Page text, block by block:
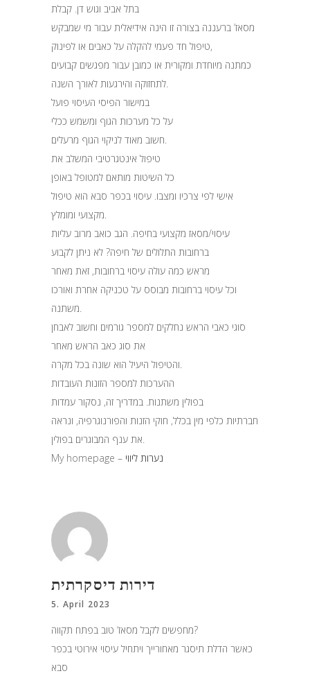
בתל אביב וגוש דן. קבלת
מסאז’ ברעננה בצורה זו הינה אידיאלית עבור מי שמבקש
טיפול חד פעמי להקלה על כאבים או לפינוק,
כמתנה מיוחדת ומקורית או כמובן עבור מפגשים קבועים
במישור הפיסי העיסוי פועל
על כל מערכות הגוף ומשמש ככלי
טיפול אינטגרטיבי המשלב את
כל השיטות מותאם למטופל באופן
אישי לפי צרכיו ומצבו. עיסוי בכפר סבא הוא טיפול
עיסוי/מסאז מקצועי בחיפה. הגב כואב מרוב עליות
ברחובות התלולים של חיפה? לא ניתן לקבוע
מראש כמה עולה עיסוי ברחובות, זאת מאחר
וכל עיסוי ברחובות מבוסס על טכניקה אחרת ואורכו
סוגי כאבי הראש נחלקים למספר גורמים וחשוב לאבחן
את סוג כאב הראש מאחר
ההערכות למספר הזונות העובדות
בפולין משתנות. במדריך זה, נסקור עמדות
חברתיות כלפי מין בכלל, חוקי הזנות והפורנוגרפיה, ונראה
My homepage – ‏נערות ליווי
דירות דיסקרתית
5. April 2023
מחפשים לקבל מסאז‘ טוב בפתח תקווה?
כאשר הדלת תיסגר מאחורייך ויתחיל עיסוי אירוטי בכפר
סבא